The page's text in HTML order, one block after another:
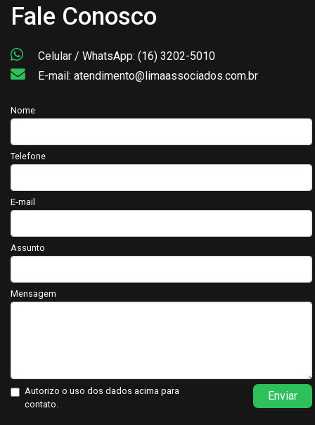
Fale Conosco
Celular / WhatsApp: (16) 3202-5010
E-mail: atendimento@limaassociados.com.br
Nome
Telefone
E-mail
Assunto
Mensagem
Autorizo o uso dos dados acima para
contato.
Enviar